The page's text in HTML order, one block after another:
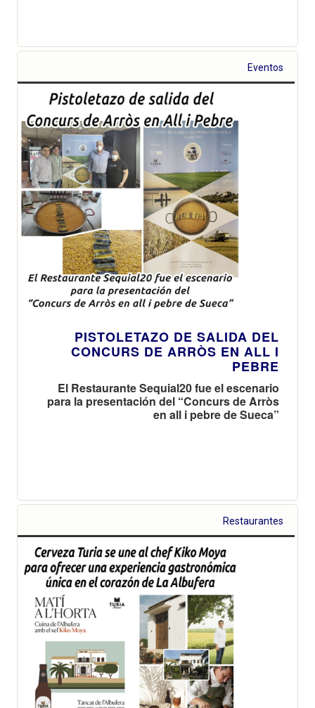
Eventos
PISTOLETAZO DE SALIDA DEL
CONCURS DE ARRÒS EN ALL I
PEBRE
El Restaurante Sequial20 fue el escenario
para la presentación del “Concurs de Arròs
en all i pebre de Sueca”
Restaurantes